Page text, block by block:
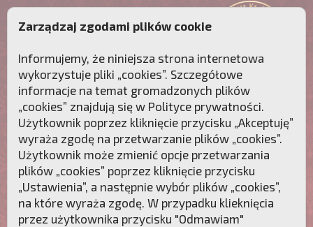
Przebudźmy sumienia Polaków!
Zarządzaj zgodami plików cookie
Informujemy, że niniejsza strona internetowa
wykorzystuje pliki „cookies”. Szczegółowe
informacje na temat gromadzonych plików
„cookies” znajdują się w Polityce prywatności.
Użytkownik poprzez kliknięcie przycisku „Akceptuję”
wyraża zgodę na przetwarzanie plików „cookies”.
Użytkownik może zmienić opcje przetwarzania
plików „cookies” poprzez kliknięcie przycisku
„Ustawienia”, a następnie wybór plików „cookies”,
na które wyraża zgodę. W przypadku klieknięcia
przez użytkownika przycisku "Odmawiam"